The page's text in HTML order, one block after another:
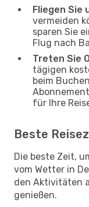
Fliegen Sie
vermeiden
sparen Sie
Flug nach
Treten Sie
tägigen
beim
für Ihre
Beste
Die beste Zeit,
vom Wetter in
den Aktivitäten
genießen.